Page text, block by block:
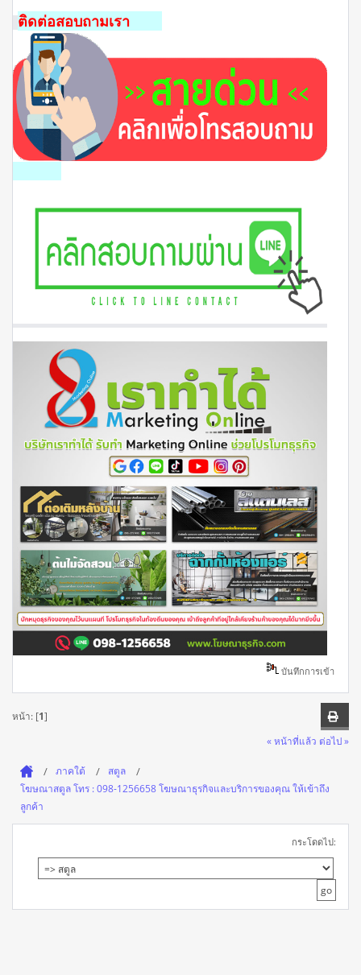
ติดต่อสอบถามเรา
บันทึกการเข้า
หน้า: [1]
« หน้าที่แล้ว ต่อไป »
ภาคใต้
สตูล
โฆษณาสตูล โทร : 098-1256658 โฆษณาธุรกิจและบริการของคุณ ให้เข้าถึง
ลูกค้า
กระโดดไป: